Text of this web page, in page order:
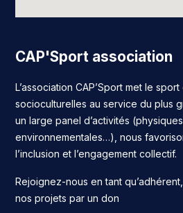
CAP'Sport association
L’association CAP’Sport met le
socioculturelles au service du plus
un large panel d’activités
environnementales…), nous
l’inclusion et l’engagement collectif.
Rejoignez-nous en tant
nos projets par un don